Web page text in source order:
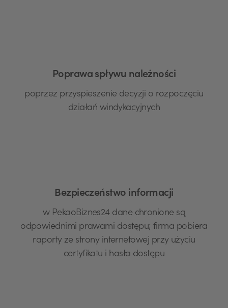
Poprawa spływu należności
poprzez przyspieszenie decyzji o rozpoczęciu
działań windykacyjnych
Bezpieczeństwo informacji
w PekaoBiznes24 dane chronione są
odpowiednimi prawami dostępu; firma pobiera
raporty ze strony internetowej przy użyciu
certyfikatu i hasła dostępu